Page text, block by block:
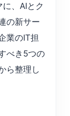
、AIとク
の新サー
業のIT担
べき5つの
ら整理し